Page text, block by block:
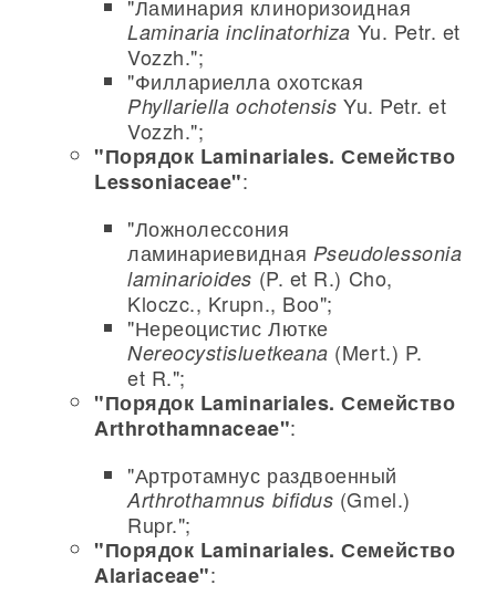
"Ламинария клиноризоидная
Laminaria inclinatorhiza Yu. Petr. et
Vozzh.";
"Филлариелла охотская
Phyllariella ochotensis Yu. Petr. et
Vozzh.";
"Порядок Laminariales. Семейство
Lessoniaceae":
"Ложнолессония
ламинариевидная Pseudolessonia
laminarioides (P. et R.) Cho,
Kloczc., Krupn., Boo";
"Нереоцистис Лютке
Nereocystisluetkeana (Mert.) P.
et R.";
"Порядок Laminariales. Семейство
Arthrothamnaceae":
"Артротамнус раздвоенный
Arthrothamnus bifidus (Gmel.)
Rupr.";
"Порядок Laminariales. Семейство
Alariaceae":